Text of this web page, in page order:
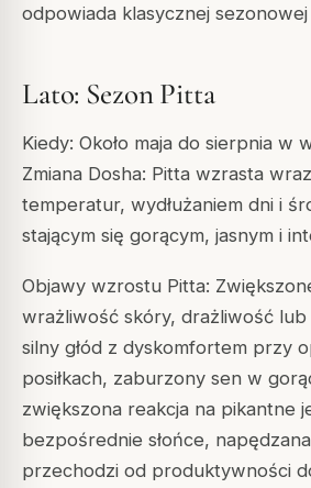
odpowiada klasycznej
Lato: Sezon Pitta
Kiedy: Około maja do sierpnia w
Zmiana Dosha: Pitta wzrasta
temperatur, wydłużaniem dni i
stającym się gorącym, jasnym i
Objawy wzrostu Pitta:
wrażliwość skóry, drażliwość
silny głód z dyskomfortem przy
posiłkach, zaburzony sen w
zwiększona reakcja na pikantne
bezpośrednie słońce,
przechodzi od produktywności